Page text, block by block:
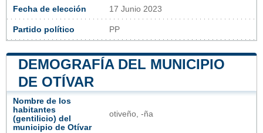
Fecha de elección 17 Junio 2023
Partido político PP
DEMOGRAFÍA DEL MUNICIPIO
DE OTÍVAR
Nombre de los
habitantes
(gentilicio) del
municipio de Otívar
otiveño, -ña